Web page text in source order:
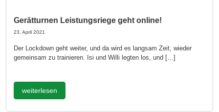
Gerätturnen Leistungsriege geht online!
23. April 2021
Der Lockdown geht weiter, und da wird es langsam Zeit, wieder
gemeinsam zu trainieren. Isi und Willi legten los, und […]
weiterlesen